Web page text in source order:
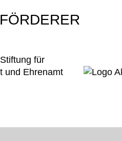
FÖRDERER